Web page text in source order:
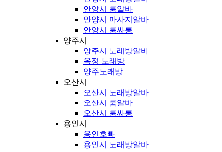
안양시 룸알바
안양시 마사지알바
안양시 룸싸롱
양주시
양주시 노래방알바
옥정 노래방
양주노래방
오산시
오산시 노래방알바
오산시 룸알바
오산시 룸싸롱
용인시
용인호빠
용인시 노래방알바